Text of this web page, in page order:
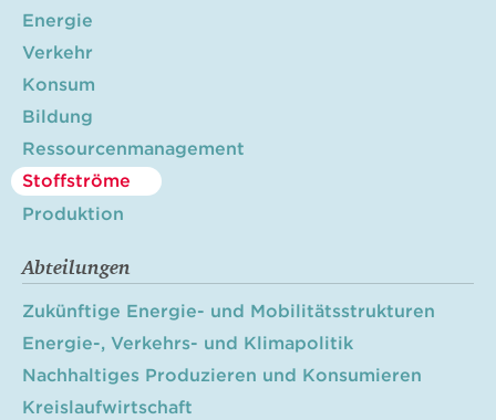
Energie
Verkehr
Konsum
Bildung
Ressourcenmanagement
Stoffströme
Produktion
Abteilungen
Zukünftige Energie- und Mobilitätsstrukturen
Energie-, Verkehrs- und Klimapolitik
Nachhaltiges Produzieren und Konsumieren
Kreislaufwirtschaft